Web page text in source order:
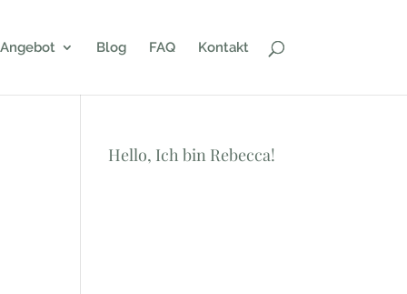
Angebot Blog FAQ Kontakt
Hello, Ich bin Rebecca!